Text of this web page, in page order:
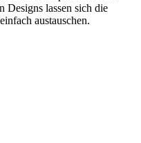
Designs lassen sich die
austauschen.